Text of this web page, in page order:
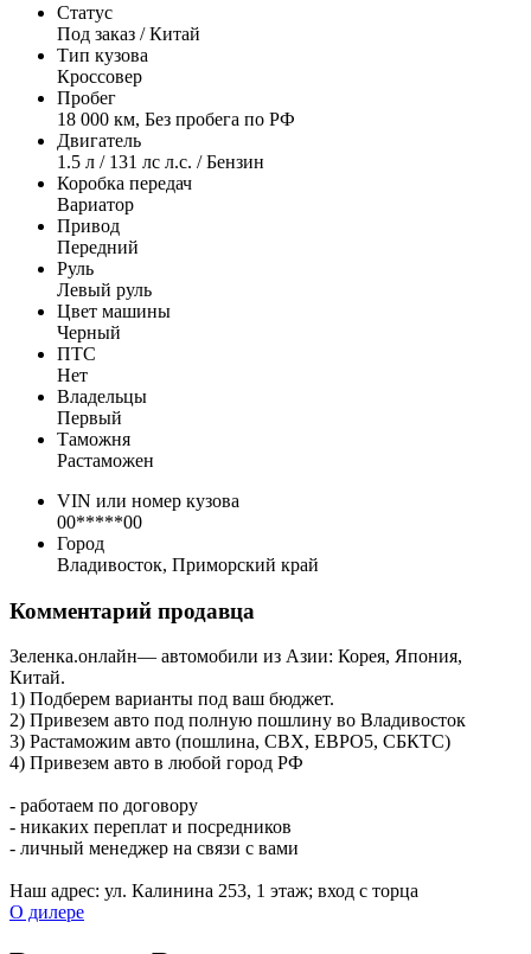
Статус
Под заказ / Китай
Тип кузова
Кроссовер
Пробег
18 000 км, Без пробега по РФ
Двигатель
1.5 л / 131 лс л.с. / Бензин
Коробка передач
Вариатор
Привод
Передний
Руль
Левый руль
Цвет машины
Черный
ПТС
Нет
Владельцы
Первый
Таможня
Растаможен
VIN или номер кузова
00*****00
Город
Владивосток, Приморский край
Комментарий продавца
Зеленка.онлайн— автомобили из Азии: Корея, Япония,
Китай.
1) Подберем варианты под ваш бюджет.
2) Привезем авто под полную пошлину во Владивосток
3) Растаможим авто (пошлина, СВХ, ЕВРО5, CБКТС)
4) Привезем авто в любой город РФ
- работаем по договору
- никаких переплат и посредников
- личный менеджер на связи с вами
Наш адрес: ул. Калинина 253, ​1 этаж; вход с торца
О дилере